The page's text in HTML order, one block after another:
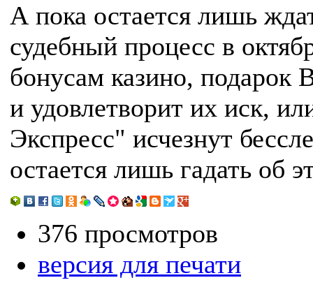
А пока остается лишь
судебный процесс в
бонусам казино, подарок
и удовлетворит их иск,
Экспресс" исчезнут
остается лишь гадать об
376 просмотров
версия для печати